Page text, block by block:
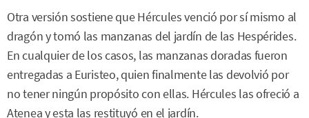
Otra versión sostiene que Hércules venció por sí mismo al
dragón y tomó las manzanas del jardín de las Hespérides.
En cualquier de los casos, las manzanas doradas fueron
entregadas a Euristeo, quien finalmente las devolvió por
no tener ningún propósito con ellas. Hércules las ofreció a
Atenea y esta las restituyó en el jardín.